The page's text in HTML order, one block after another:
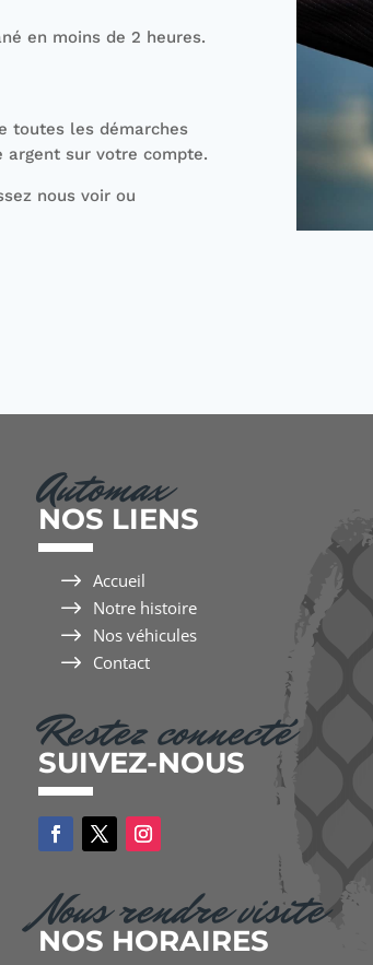
en moins de 2 heures.
toutes les démarches
argent sur votre compte.
nous voir ou
Automax
NOS LIENS
$ Accueil
$ Notre histoire
$ Nos véhicules
$ Contact
Restez connecté
SUIVEZ-NOUS
Nous rendre visite
NOS HORAIRES